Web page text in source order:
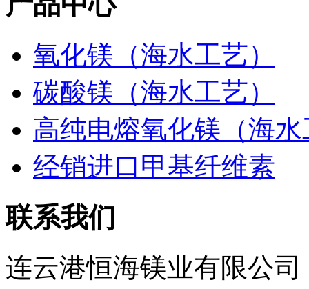
氧化镁（海水工艺）
碳酸镁（海水工艺）
高纯电熔氧化镁（海
经销进口甲基纤维素
联系我们
连云港恒海镁业有限公司